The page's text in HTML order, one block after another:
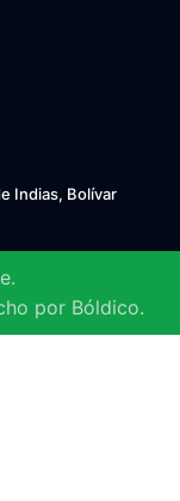
Indias, Bolívar
por Bóldico.